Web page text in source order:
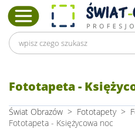
Fototapeta -
Świat Obrazów > Fototapety >
Fototapeta - Księżycowa noc